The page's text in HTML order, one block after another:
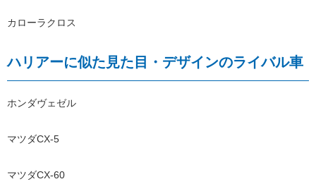
カローラクロス
ハリアーに似た見た目・デザインのライバル車
ホンダヴェゼル
マツダCX-5
マツダCX-60